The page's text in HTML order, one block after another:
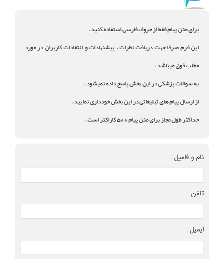
برای متن پیام فقط از حروف فارسی استفاده کنید .
این فرم صرفا جهت دریافت نظرات ، پیشنهادات و انتقادات کاربران در مورد
مطلب فوق میباشد .
به سوالات پزشکی در این بخش پاسخ داده نمیشود .
از ارسال پیام های تبلیغاتی در این بخش خودداری نمایید .
حداکثر طول مجاز برای متن پیام 500 کاراکتر است .
نام و فامیل :
تلفن :
ایمیل :